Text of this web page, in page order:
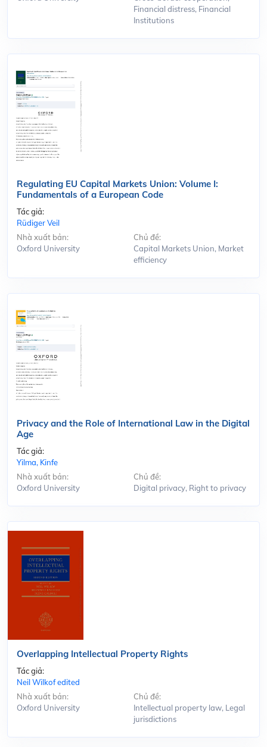
Financial distress, Financial
Institutions
Regulating EU Capital Markets Union: Volume I:
Fundamentals of a European Code
Tác giả:
Rüdiger Veil
Nhà xuất bản:
Oxford University
Chủ đề:
Capital Markets Union, Market
efficiency
Privacy and the Role of International Law in the Digital
Age
Tác giả:
Yilma, Kinfe
Nhà xuất bản:
Oxford University
Chủ đề:
Digital privacy, Right to privacy
Overlapping Intellectual Property Rights
Tác giả:
Neil Wilkof edited
Nhà xuất bản:
Oxford University
Chủ đề:
Intellectual property law, Legal
jurisdictions